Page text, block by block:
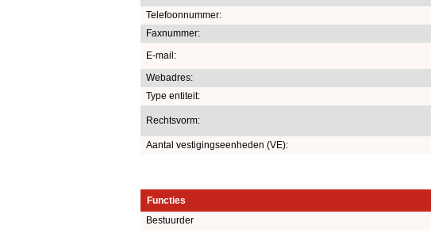
Telefoonnummer:
Faxnummer:
E-mail:
Webadres:
Type entiteit:
Rechtsvorm:
Aantal vestigingseenheden (VE):
Functies
Bestuurder